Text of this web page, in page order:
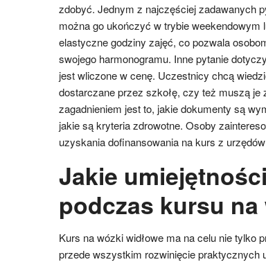
zdobyć. Jednym z najczęściej zadawanych
można go ukończyć w trybie weekendowym
elastyczne godziny zajęć, co pozwala
swojego harmonogramu. Inne pytanie
jest wliczone w cenę. Uczestnicy chcą
dostarczane przez szkołę, czy też muszą
zagadnieniem jest to, jakie dokumenty są
jakie są kryteria zdrowotne. Osoby
uzyskania dofinansowania na kurs z
Jakie
podczas kursu na
Kurs na wózki widłowe ma na celu nie tylko
przede wszystkim rozwinięcie praktycznych